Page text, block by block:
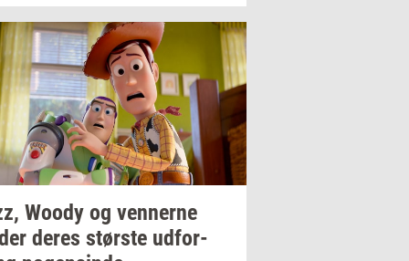
Woody og ven­ner­ne
deres stør­ste ud­for­